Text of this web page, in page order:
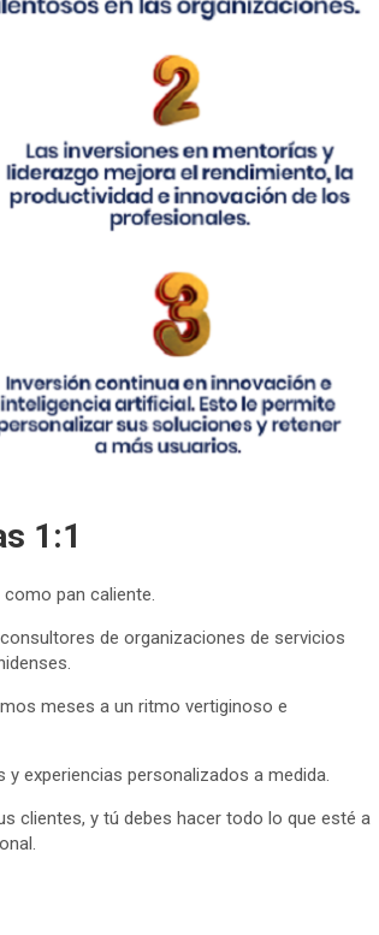
1:1
pan caliente.
de organizaciones de servicios
meses a un ritmo vertiginoso e
experiencias personalizados a medida.
clientes, y tú debes hacer todo lo que esté a